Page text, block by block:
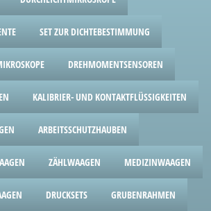
SET ZUR DICHTEBESTIMMUNG
DREHMOMENTSENSOREN
KALIBRIER- UND KONTAKTFLÜSSIGKEITEN
ARBEITSSCHUTZHAUBEN
ZÄHLWAAGEN MEDIZINWAAGEN
DRUCKSETS GRUBENRAHMEN